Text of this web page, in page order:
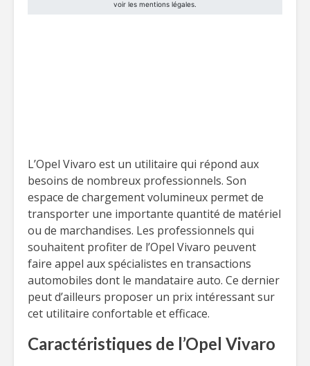
L’Opel Vivaro est un utilitaire qui répond aux
besoins de nombreux professionnels. Son
espace de chargement volumineux permet de
transporter une importante quantité de matériel
ou de marchandises. Les professionnels qui
souhaitent profiter de l’Opel Vivaro peuvent
faire appel aux spécialistes en transactions
automobiles dont le mandataire auto. Ce dernier
peut d’ailleurs proposer un prix intéressant sur
cet utilitaire confortable et efficace.
Caractéristiques de l’Opel Vivaro